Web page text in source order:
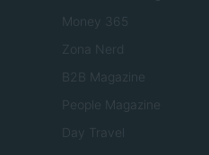
Money 365
Zona Nerd
B2B Magazine
People Magazine
Day Travel